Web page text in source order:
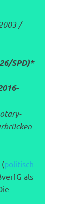
/
SPD)*
, (politisch
als